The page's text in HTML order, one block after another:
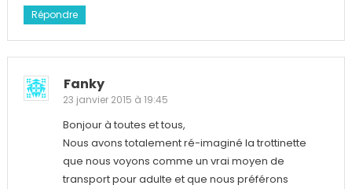
Répondre
Fanky
23 janvier 2015 à 19:45
Bonjour à toutes et tous,
Nous avons totalement ré-imaginé la trottinette
que nous voyons comme un vrai moyen de
transport pour adulte et que nous préférons